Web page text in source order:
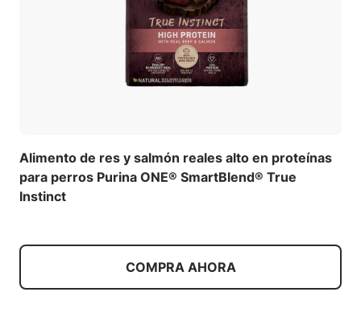
Alimento de res y salmón reales alto en proteínas
para perros Purina ONE® SmartBlend® True
Instinct
COMPRA AHORA